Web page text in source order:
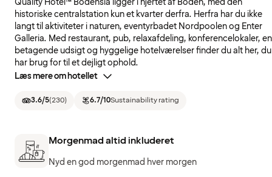
Quality Hotel™ Bodensia ligger i hjertet af Boden, med den
historiske centralstation kun et kvarter derfra. Herfra har du ikke
langt til aktiviteter i naturen, eventyrbadet Nordpoolen og Enter
Galleria. Med restaurant, pub, relaxafdeling, konferencelokaler, en
betagende udsigt og hyggelige hotelværelser finder du alt her, du
har brug for til et dejligt ophold.
Læs mere om hotellet
3.6/5(230) 6.7/10Sustainability rating
Morgenmad altid inkluderet
Nyd en god morgenmad hver morgen